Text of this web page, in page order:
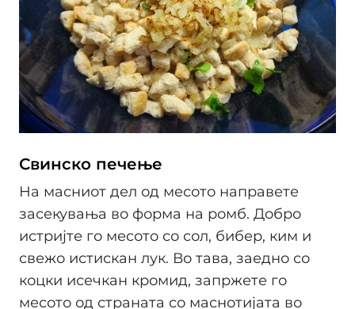
Свинско печење
На масниот дел од месото направете
засекувања во форма на ромб. Добро
истријте го месото со сол, бибер, ким и
свежо истискан лук. Во тава, заедно со
коцки исечкан кромид, запржете го
месото од страната со маснотијата во